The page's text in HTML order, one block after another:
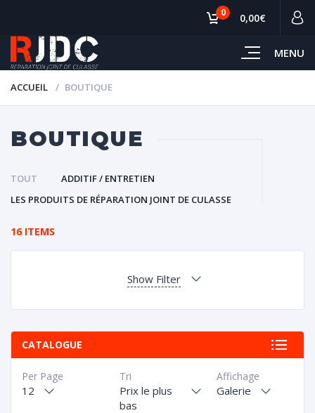
MENU
0 0,00€
ACCUEIL BOUTIQUE
BOUTIQUE
TOUT
ADDITIF / ENTRETIEN
LES PRODUITS DE RÉPARATION JOINT DE CULASSE
16 ITEMS
Show Filter
CATALOGUE
Affichage
Galerie
Tri
Prix le plus
bas
Per Page
12